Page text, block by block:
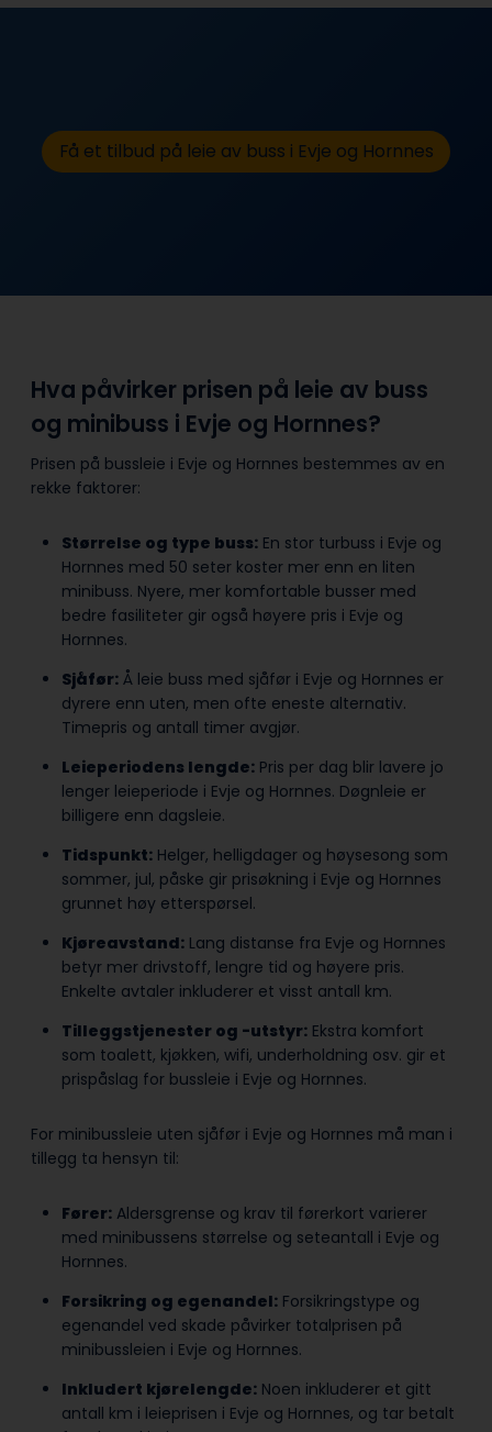
Få et tilbud på leie av buss i Evje og Hornnes
Hva påvirker prisen på leie av buss
og minibuss i Evje og Hornnes?
Prisen på bussleie i Evje og Hornnes bestemmes av en
rekke faktorer:
Størrelse og type buss: En stor turbuss i Evje og
Hornnes med 50 seter koster mer enn en liten
minibuss. Nyere, mer komfortable busser med
bedre fasiliteter gir også høyere pris i Evje og
Hornnes.
Sjåfør: Å leie buss med sjåfør i Evje og Hornnes er
dyrere enn uten, men ofte eneste alternativ.
Timepris og antall timer avgjør.
Leieperiodens lengde: Pris per dag blir lavere jo
lenger leieperiode i Evje og Hornnes. Døgnleie er
billigere enn dagsleie.
Tidspunkt: Helger, helligdager og høysesong som
sommer, jul, påske gir prisøkning i Evje og Hornnes
grunnet høy etterspørsel.
Kjøreavstand: Lang distanse fra Evje og Hornnes
betyr mer drivstoff, lengre tid og høyere pris.
Enkelte avtaler inkluderer et visst antall km.
Tilleggstjenester og -utstyr: Ekstra komfort
som toalett, kjøkken, wifi, underholdning osv. gir et
prispåslag for bussleie i Evje og Hornnes.
For minibussleie uten sjåfør i Evje og Hornnes må man i
tillegg ta hensyn til:
Fører: Aldersgrense og krav til førerkort varierer
med minibussens størrelse og seteantall i Evje og
Hornnes.
Forsikring og egenandel: Forsikringstype og
egenandel ved skade påvirker totalprisen på
minibussleien i Evje og Hornnes.
Inkludert kjørelengde: Noen inkluderer et gitt
antall km i leieprisen i Evje og Hornnes, og tar betalt